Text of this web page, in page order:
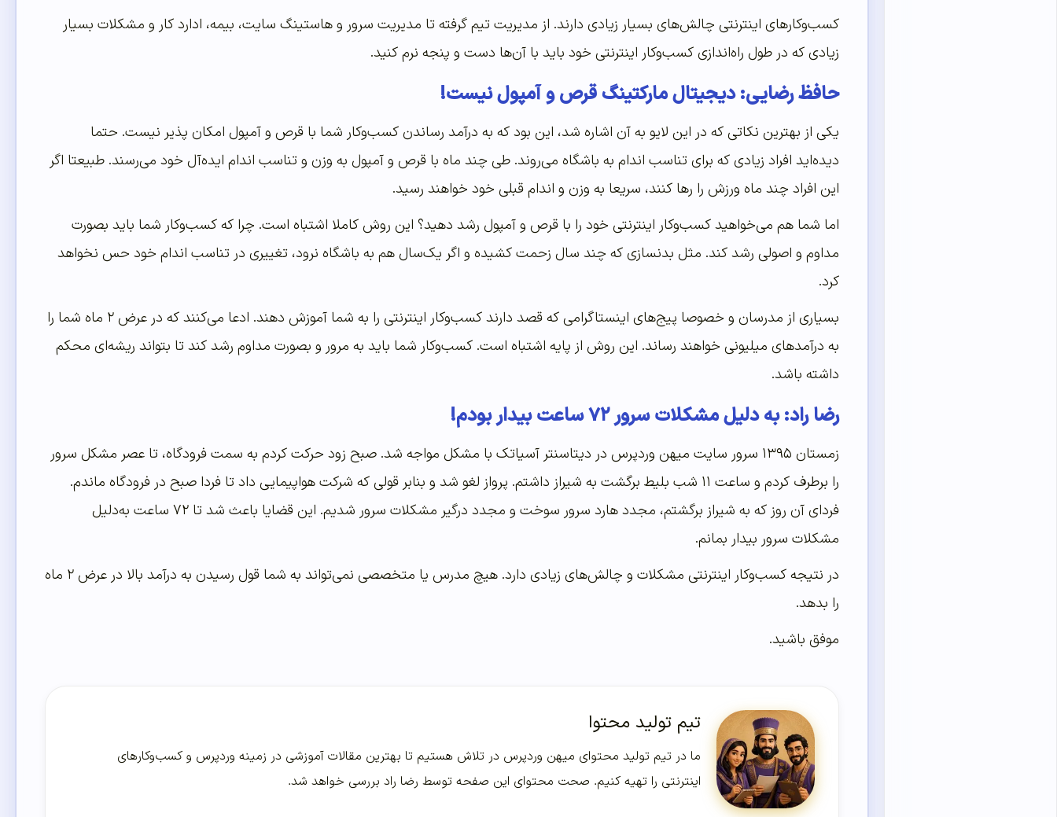
کسب‌و‌کارهای اینترنتی چالش‌های بسیار زیادی دارند. از مدیریت تیم گرفته تا مدیریت سرور و هاستینگ سایت، بیمه، ادارد کار و مشکلات بسیار
زیادی که در طول راه‌اندازی کسب‌و‌کار اینترنتی خود باید با آن‌ها دست و پنجه نرم کنید.
حافظ رضایی: دیجیتال مارکتینگ قرص و آمپول نیست!
یکی از بهترین نکاتی که در این لایو به آن اشاره شد، این بود که به درآمد رساندن کسب‌و‌کار شما با قرص و آمپول امکان پذیر نیست. حتما
دیده‌اید افراد زیادی که برای تناسب اندام به باشگاه می‌روند. طی چند ماه با قرص و آمپول به وزن و تناسب اندام ایده‌آل خود می‌رسند. طبیعتا اگر
این افراد چند ماه ورزش را رها کنند، سریعا به وزن و اندام قبلی خود خواهند رسید.
اما شما هم می‌خواهید کسب‌و‌کار اینترنتی خود را با قرص و آمپول رشد دهید؟ این روش کاملا اشتباه است. چرا که کسب‌و‌کار شما باید بصورت
مداوم و اصولی رشد کند. مثل بدنسازی که چند سال زحمت کشیده و اگر یک‌سال هم به باشگاه نرود، تغییری در تناسب اندام خود حس نخواهد
کرد.
بسیاری از مدرسان و خصوصا پیج‌های اینستاگرامی که قصد دارند کسب‌و‌کار اینترنتی را به شما آموزش دهند. ادعا می‌کنند که در عرض ۲ ماه شما را
به درآمدهای میلیونی خواهند رساند. این روش از پایه اشتباه است. کسب‌و‌کار شما باید به مرور و بصورت مداوم رشد کند تا بتواند ریشه‌ای محکم
داشته باشد.
رضا راد: به دلیل مشکلات سرور ۷۲ ساعت بیدار بودم!
زمستان ۱۳۹۵ سرور سایت میهن وردپرس در دیتاسنتر آسیاتک با مشکل مواجه شد. صبح زود حرکت کردم به سمت فرودگاه، تا عصر مشکل سرور
را برطرف کردم و ساعت ۱۱ شب بلیط برگشت به شیراز داشتم. پرواز لغو شد و بنابر قولی که شرکت هواپیمایی داد تا فردا صبح در فرودگاه ماندم.
فردای آن روز که به شیراز برگشتم، مجدد هارد سرور سوخت و مجدد درگیر مشکلات سرور شدیم. این قضایا باعث شد تا ۷۲ ساعت به‌دلیل
مشکلات سرور بیدار بمانم.
در نتیجه کسب‌و‌کار اینترنتی مشکلات و چالش‌های زیادی دارد. هیچ مدرس یا متخصصی نمی‌تواند به شما قول رسیدن به درآمد بالا در عرض ۲ ماه
را بدهد.
موفق باشید.
تیم تولید محتوا
ما در تیم تولید محتوای میهن وردپرس در تلاش هستیم تا بهترین مقالات آموزشی در زمینه وردپرس و کسب‌و‌کارهای
اینترنتی را تهیه کنیم. صحت محتوای این صفحه توسط رضا راد بررسی خواهد شد.